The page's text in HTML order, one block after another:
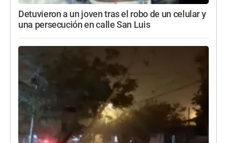
Detuvieron a un joven tras el robo de un celular y
una persecución en calle San Luis